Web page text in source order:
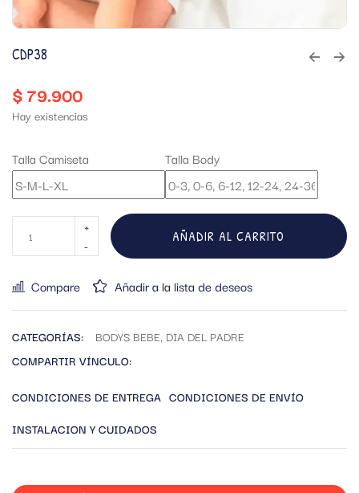
CDP38
$79.900
Hay existencias
Talla Camiseta Talla Body
AÑADIR AL CARRITO
Compare Añadir a la lista de deseos
CATEGORÍAS: BODYS BEBE, DIA DEL PADRE
COMPARTIR VÍNCULO:
CONDICIONES DE ENTREGA CONDICIONES DE ENVÍO
INSTALACION Y CUIDADOS